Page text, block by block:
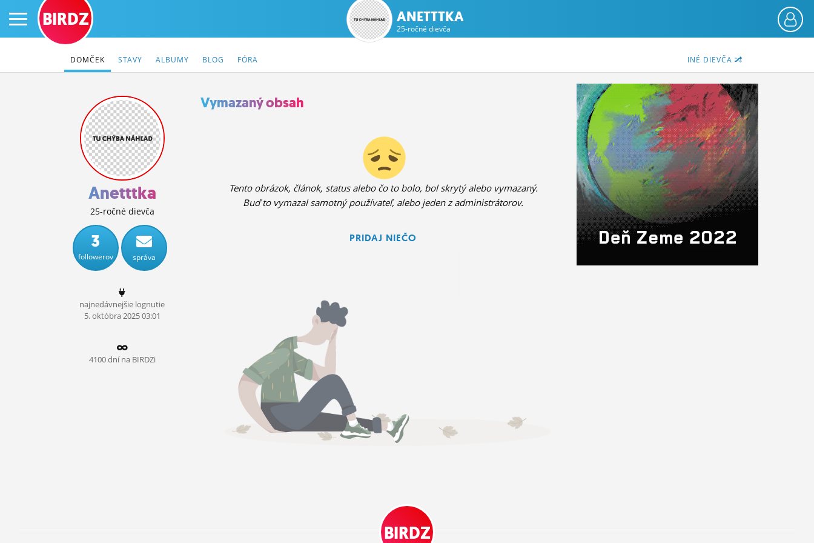
PRIHLÁS SA
ČINŽIAK
FÓRUM
STATUSY
BLOGY
OBRÁZKY
MÔJ PROFIL
ROLETA
BIRDZ ANETTTKA
25-ročné dievča
INÉ DIEVČA
DOMČEK STAVY ALBUMY BLOG FÓRA
Anetttka
25-ročné dievča
3
followerov správa
najnedávnejšie lognutie
5.októbra2025 03:01
4100 dní na BIRDZi
Vymazaný obsah
Tento obrázok, článok, status alebo čo to bolo, bol skrytý alebo vymazaný.
Buď to vymazal samotný používateľ, alebo jeden z administrátorov.
PRIDAJ NIEČO
BIRDZ